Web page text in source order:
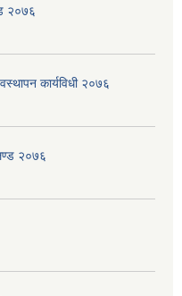
२०७६
कार्यविधी २०७६
२०७६